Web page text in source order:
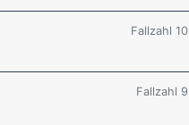
Fallzahl 10
Fallzahl 9